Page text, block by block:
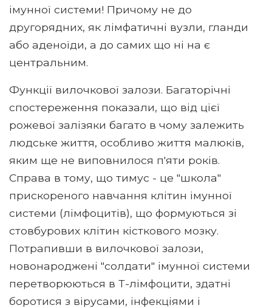
імунної системи! Причому не до
другорядних, як лімфатичні вузли, гланди
або аденоїди, а до самих що ні на є
центральним.
Функції вилочкової залози. Багаторічні
спостереження показали, що від цієї
рожевої залізяки багато в чому залежить
людське життя, особливо життя малюків,
яким ще не виповнилося п'яти років.
Справа в тому, що тимус - це "школа"
прискореного навчання клітин імунної
системи (лімфоцитів), що формуються зі
стовбурових клітин кісткового мозку.
Потрапивши в вилочкової залози,
новонароджені "солдати" імунної системи
перетворюються в Т-лімфоцити, здатні
боротися з вірусами, інфекціями і